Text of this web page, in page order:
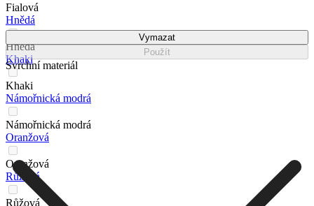
Fialová
Hnědá
Hnědá
Khaki
Khaki
Námořnická modrá
Námořnická modrá
Oranžová
Oranžová
Růžová
Růžová
Vymazat
Použít
Svrchní materiál